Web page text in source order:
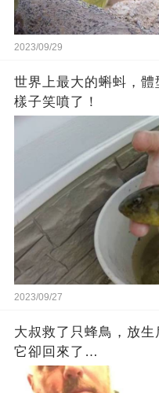
2023/09/29
世界上最大的蝌蚪，
樣子笑噴了！
2023/09/27
大叔救了只蜂鳥，放
它卻回來了…